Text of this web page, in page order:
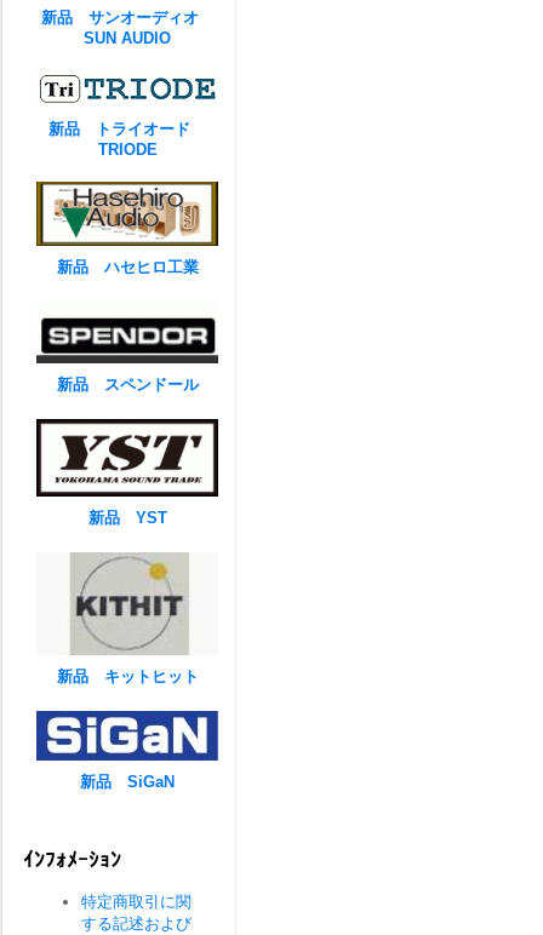
新品 サンオーディオ
SUN AUDIO
新品 トライオード
TRIODE
新品 ハセヒロ工業
新品 スペンドール
新品 YST
新品 キットヒット
新品 SiGaN
ｲﾝﾌｫﾒｰｼｮﾝ
特定商取引に関
する記述および